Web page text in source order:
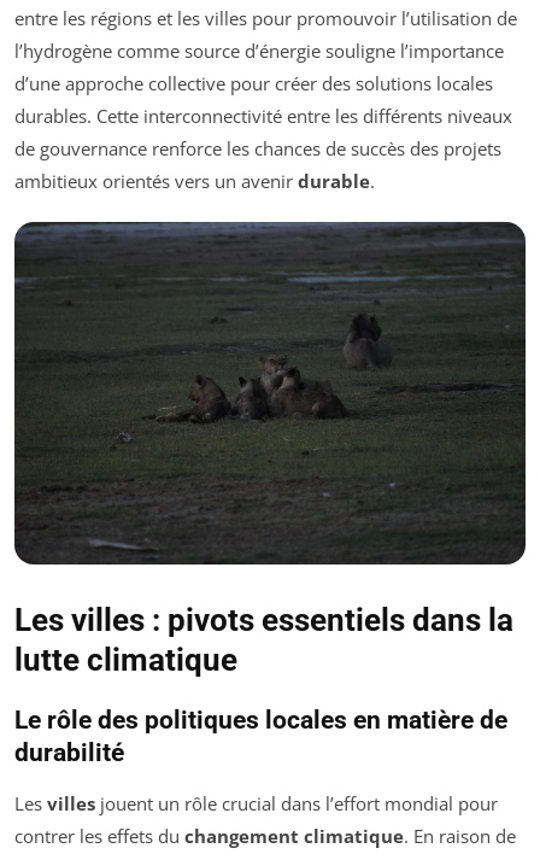
entre les régions et les villes pour promouvoir l’utilisation de
l’hydrogène comme source d’énergie souligne l’importance
d’une approche collective pour créer des solutions locales
durables. Cette interconnectivité entre les différents niveaux
de gouvernance renforce les chances de succès des projets
ambitieux orientés vers un avenir durable.
Les villes : pivots essentiels dans la
lutte climatique
Le rôle des politiques locales en matière de
durabilité
Les villes jouent un rôle crucial dans l’effort mondial pour
contrer les effets du changement climatique. En raison de